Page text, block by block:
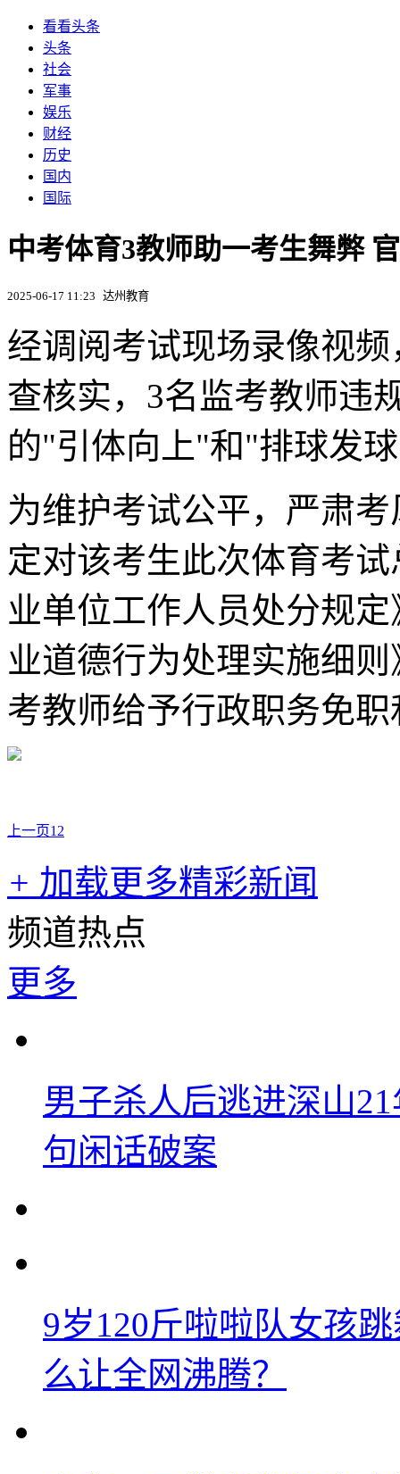
看看头条
头条
社会
军事
娱乐
财经
历史
国内
国际
中考体育3教师助一考生舞弊
2025-06-17 11:23 达州教育
经调阅考试现场录像视
查核实，3名监考教师违
的"引体向上"和"排球发
为维护考试公平，严肃
定对该考生此次体育考
业单位工作人员处分规
业道德行为处理实施细
考教师给予行政职务免
上一页1 2
+ 加载更多精彩新闻
频道热点
更多
男子杀人后逃进深山
句闲话破案
9岁120斤啦啦队女孩
么让全网沸腾？